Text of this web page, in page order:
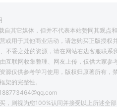
自其它媒体，但并不代表本站赞同其观点
或用于其他商业活动，请您购买正版授权
不妥之处的资源，请在网站右边客服联系
互联网收集整理、网友上传，仅供大家参
源仅供参考学习使用，版权归原著所有，
架的完整性。
，则视为您100%认同并接受以上所述全部